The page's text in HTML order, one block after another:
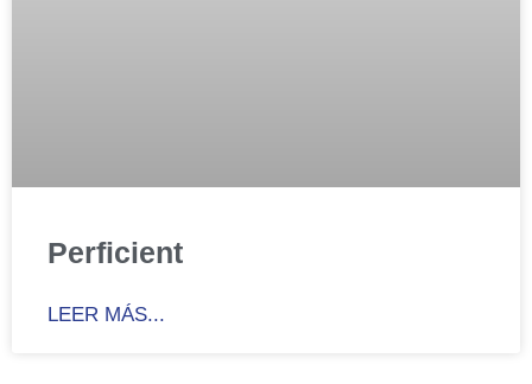
Perficient
LEER MÁS...